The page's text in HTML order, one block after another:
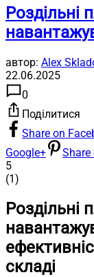
Роздільні
автор: Alex
22.06.2025
0
Поділитися
Share on
Google+
Share
5
(1)
Роздільні
складі